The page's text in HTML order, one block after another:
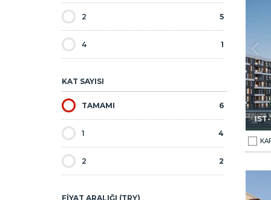
2 5
4 1
KAT SAYISI
TAMAMI 6
1 4
2 2
FİYAT ARALIĞI (TRY)
İstanbul Pendik'te Havalimanına Yakın Satılık Daireler 2